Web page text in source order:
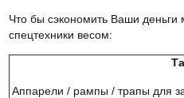
Что бы сэкономить Ваши
спецтехники весом:
Аппарели / рампы / трапы для